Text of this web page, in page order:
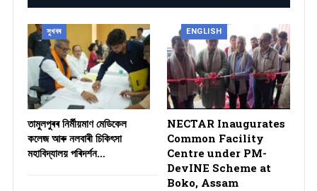
সুখবৰ
তামুলপুৰৰ নিৰ্মীয়মাণ মেডিকেল
কলেজ আৰু নলবাৰী চিকিৎসা
মহাবিদ্যালয় পৰিদৰ্শন…
ENGLISH
NECTAR Inaugurates
Common Facility
Centre under PM-
DevINE Scheme at
Boko, Assam